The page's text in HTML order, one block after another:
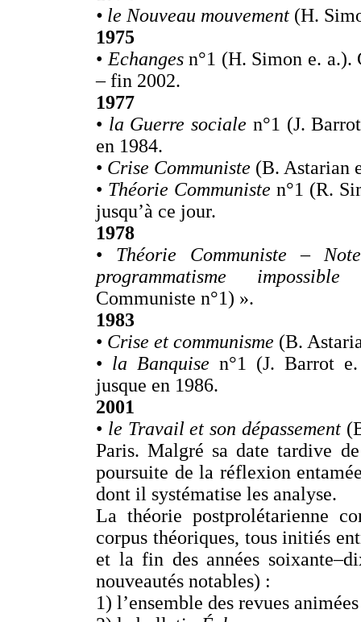
• le Nouveau mouvement (H.
1975
• Echangesn°1 (H. Simon e. a.).
– fin 2002.
1977
• la Guerre sociale n°1 (J.
en 1984.
• Crise Communiste (B. Astarian
• Théorie Communiste n°1 (R.
jusqu’à ce jour.
1978
• Théorie Communiste –
programmatisme impossible
Communiste n°1) ».
1983
• Crise et communisme (B.
• la Banquise n°1 (J. Barrot
jusque en 1986.
2001
• le Travail et son dépassement
Paris. Malgré sa date tardive
poursuite de la réflexion
dont il systématise les analyse.
La théorie postprolétarienne
corpus théoriques, tous initiés
et la fin des années
nouveautés notables) :
1) l’ensemble des revues